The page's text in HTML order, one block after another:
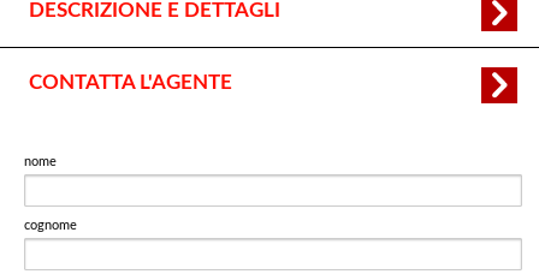
DESCRIZIONE E DETTAGLI
CONTATTA L'AGENTE
nome
cognome